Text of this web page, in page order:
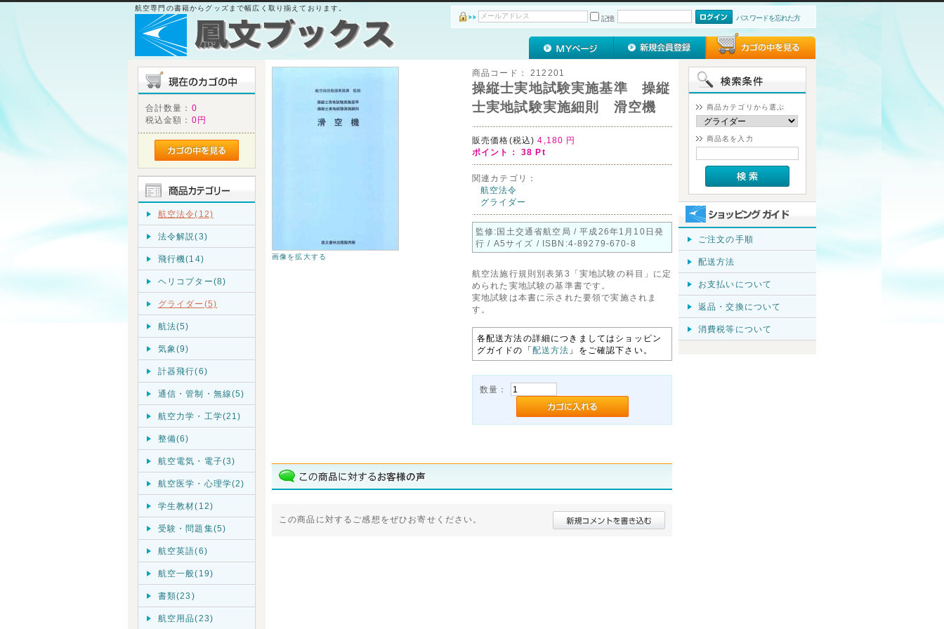
航空専門の書籍からグッズまで幅広く取り揃えております。
記憶
パスワードを忘れた方
合計数量： 0
税込金額： 0円
航空法令(12)
法令解説(3)
飛行機(14)
ヘリコプター(8)
グライダー(5)
航法(5)
気象(9)
計器飛行(6)
通信・管制・無線(5)
航空力学・工学(21)
整備(6)
航空電気・電子(3)
航空医学・心理学(2)
学生教材(12)
受験・問題集(5)
航空英語(6)
航空一般(19)
書類(23)
航空用品(23)
画像を拡大する
商品コード： 212201
操縦士実地試験実施基準 操縦
士実地試験実施細則 滑空機
販売価格(税込) 4,180 円
ポイント： 38 Pt
関連カテゴリ：
航空法令
グライダー
監修:国土交通省航空局 / 平成26年1月10日発
行 / A5サイズ / ISBN:4-89279-670-8
航空法施行規則別表第3「実地試験の科目」に定
められた実地試験の基準書です。
実地試験は本書に示された要領で実施されま
す。
各配送方法の詳細につきましてはショッピン
グガイドの「配送方法 」をご確認下さい。
数量：
この商品に対するご感想をぜひお寄せください。
商品カテゴリから選ぶ
商品名を入力
ご注文の手順
配送方法
お支払いについて
返品・交換について
消費税等について